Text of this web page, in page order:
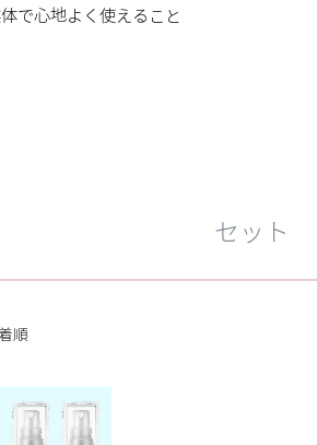
で心地よく使えること
セット
順